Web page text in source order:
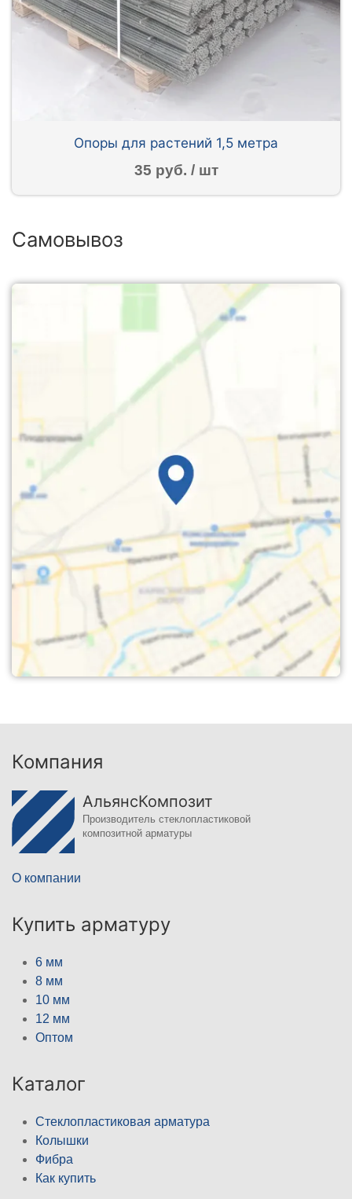
Опоры для растений 1,5 метра
35 руб. / шт
Самовывоз
Компания
АльянсКомпозит
Производитель стеклопластиковой
композитной арматуры
О компании
Купить арматуру
6 мм
8 мм
10 мм
12 мм
Оптом
Каталог
Стеклопластиковая арматура
Колышки
Фибра
Как купить